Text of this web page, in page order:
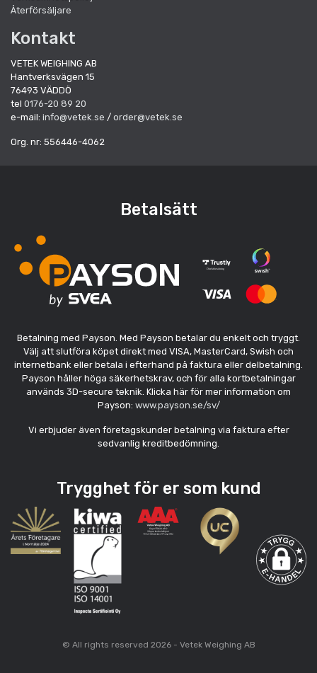
Återförsäljare
Kontakt
VETEK WEIGHING AB
Hantverksvägen 15
76493 VÄDDÖ
tel 0176-20 89 20
e-mail: info@vetek.se / order@vetek.se
Org. nr: 556446-4062
Betalsätt
Betalning med Payson. Med Payson betalar du enkelt och tryggt.
Välj att slutföra köpet direkt med VISA, MasterCard, Swish och
internetbank eller betala i efterhand på faktura eller delbetalning.
Payson håller höga säkerhetskrav, och för alla kortbetalningar
används 3D-secure teknik. Klicka här för mer information om
Payson: www.payson.se/sv/
Vi erbjuder även företagskunder betalning via faktura efter
sedvanlig kreditbedömning.
Trygghet för er som kund
© All rights reserved 2026 - Vetek Weighing AB